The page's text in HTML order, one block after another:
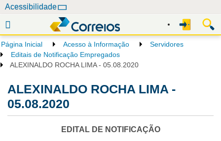
e
g
a
Acessibilidade
Página Inicial Acesso à Informação
Servidores
Editais de Notificação Empregados
ALEXINALDO ROCHA LIMA - 05.08.2020
ALEXINALDO ROCHA LIMA -
05.08.2020
EDITAL DE NOTIFICAÇÃO